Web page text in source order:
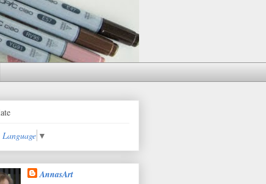
Language ▼
AnnasArt